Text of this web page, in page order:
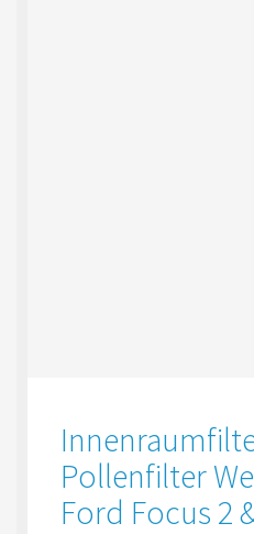
Pollenfilter
Ford Focus 2